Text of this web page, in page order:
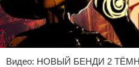
Видео: НОВЫЙ БЕНДИ 2